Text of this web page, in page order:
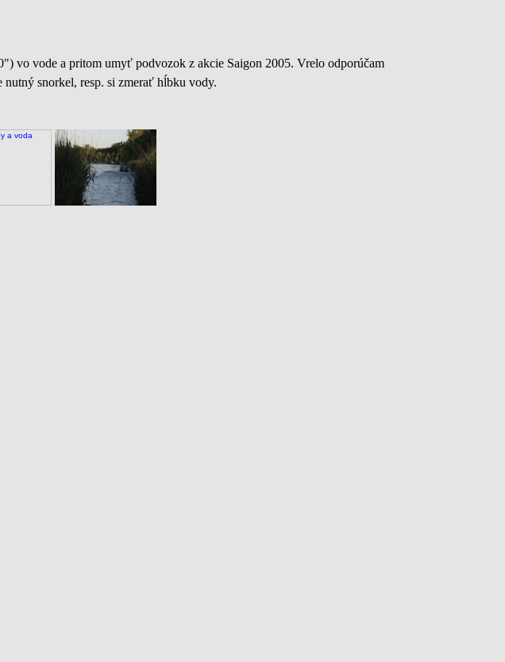
vo vode a pritom umyť podvozok z akcie Saigon 2005. Vrelo odporúčam
snorkel, resp. si zmerať hĺbku vody.